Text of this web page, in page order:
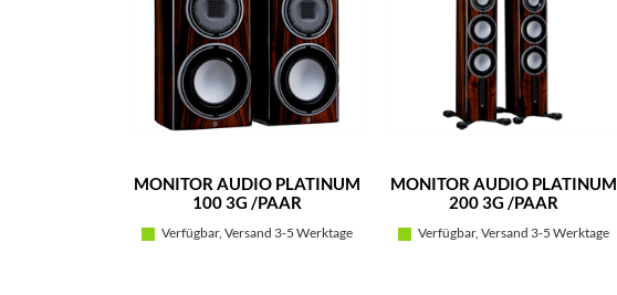
MONITOR AUDIO PLATINUM
100 3G /PAAR
Verfügbar, Versand 3-5 Werktage
MONITOR AUDIO PLATINUM
200 3G /PAAR
Verfügbar, Versand 3-5 Werktage